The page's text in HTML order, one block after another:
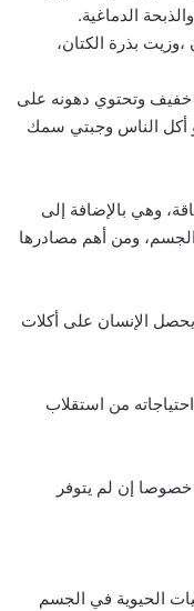
الدماغية.
بذرة الكتان،
خفيف وتحتوي دهونه على
الأوميجا-3. فياحبذا لو أكل الناس وجبتي سمك
وهي بالإضافة إلى
ومن أهم مصادرها
يحصل الإنسان على أكلات
من استقلاب
إن لم يتوفر
الحيوية في الجسم